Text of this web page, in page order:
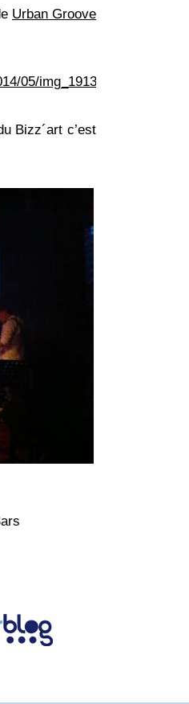
Urban Groove
05/img_1913.mp3
Bizz´art c’est